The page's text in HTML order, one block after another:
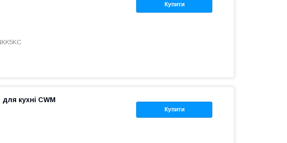
Купити
Купити
кухні CWM